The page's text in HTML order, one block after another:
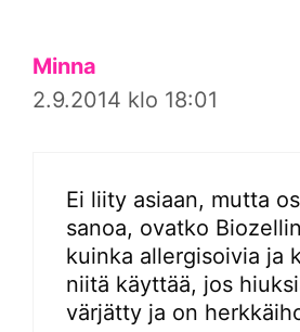
Minna
2.9.2014 klo 18:01
Ei liity asiaan, mutta
sanoa, ovatko
kuinka allergisoivia ja
niitä käyttää, jos
värjätty ja on